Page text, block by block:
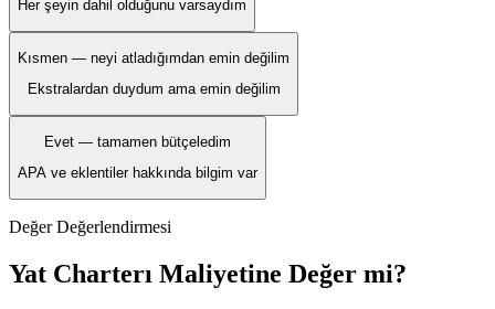
Her şeyin dahil olduğunu varsaydım
Kısmen — neyi atladığımdan emin değilim
Ekstralardan duydum ama emin değilim
Evet — tamamen bütçeledim
APA ve eklentiler hakkında bilgim var
Değer Değerlendirmesi
Yat Charterı Maliyetine Değer mi?